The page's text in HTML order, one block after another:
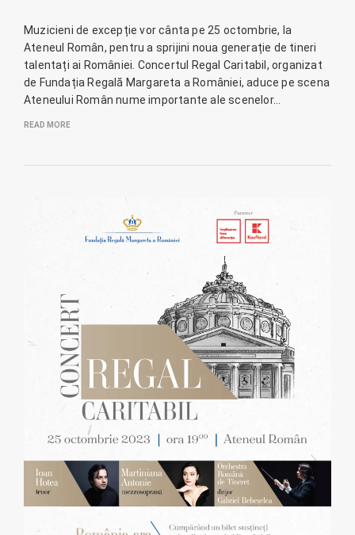
Muzicieni de excepție vor cânta pe 25 octombrie, la
Ateneul Român, pentru a sprijini noua generație de tineri
talentați ai României. Concertul Regal Caritabil, organizat
de Fundația Regală Margareta a României, aduce pe scena
Ateneului Român nume importante ale scenelor…
READ MORE